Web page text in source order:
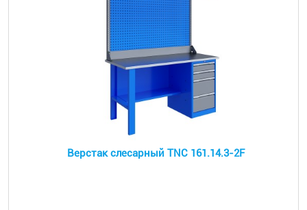
Верстак слесарный TNC 161.14.3-2F